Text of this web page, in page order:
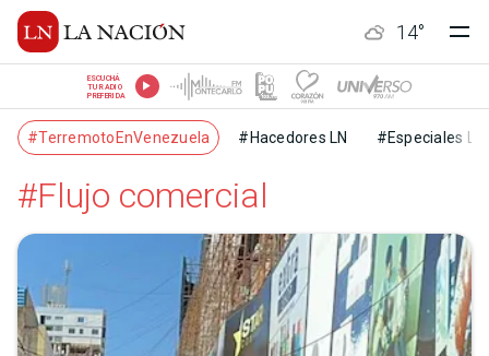
14°
ESCUCHÁ
TU RADIO
PREFERIDA
#TerremotoEnVenezuela #Hacedores LN #Especiales LN
#Flujo comercial